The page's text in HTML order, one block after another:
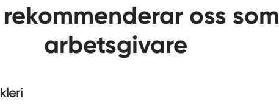
rekommenderar oss som
arbetsgivare